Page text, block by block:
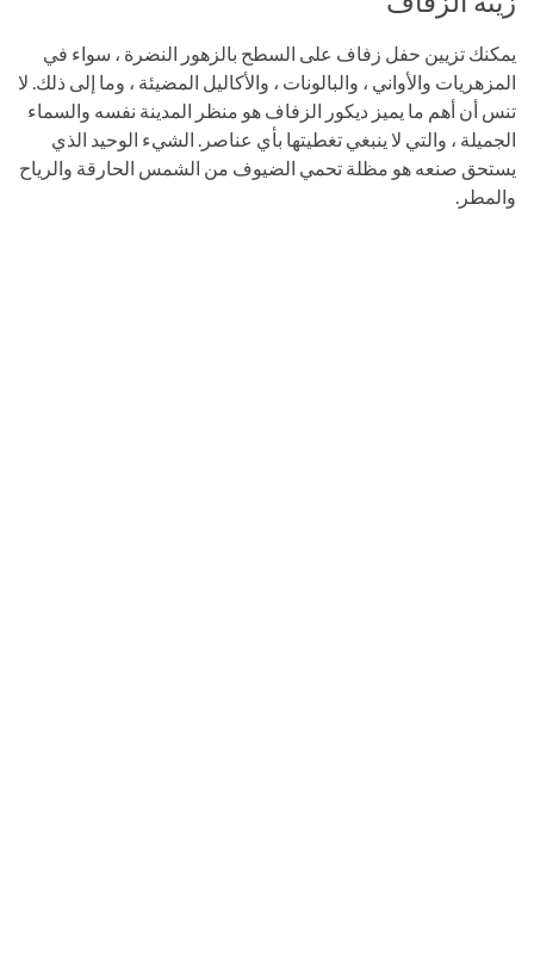
يمكنك تزيين حفل زفاف على السطح بالزهور النضرة ، سواء في
المزهريات والأواني ، والبالونات ، والأكاليل المضيئة ، وما إلى ذلك. لا
تنس أن أهم ما يميز ديكور الزفاف هو منظر المدينة نفسه والسماء
الجميلة ، والتي لا ينبغي تغطيتها بأي عناصر. الشيء الوحيد الذي
يستحق صنعه هو مظلة تحمي الضيوف من الشمس الحارقة والرياح
والمطر.